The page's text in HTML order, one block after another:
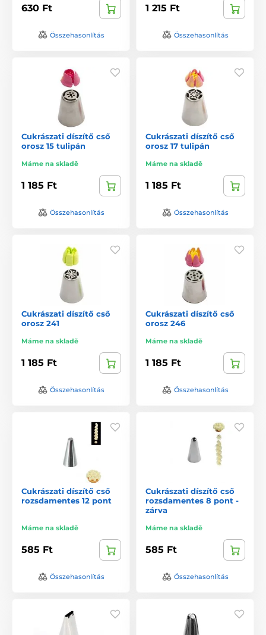
630 Ft
Összehasonlítás
1 215 Ft
Összehasonlítás
Cukrászati díszítő cső
orosz 15 tulipán
Máme na skladě
1 185 Ft
Összehasonlítás
Cukrászati díszítő cső
orosz 17 tulipán
Máme na skladě
1 185 Ft
Összehasonlítás
Cukrászati díszítő cső
orosz 241
Máme na skladě
1 185 Ft
Összehasonlítás
Cukrászati díszítő cső
orosz 246
Máme na skladě
1 185 Ft
Összehasonlítás
Cukrászati díszítő cső
rozsdamentes 12 pont
Máme na skladě
585 Ft
Összehasonlítás
Cukrászati díszítő cső
rozsdamentes 8 pont -
zárva
Máme na skladě
585 Ft
Összehasonlítás